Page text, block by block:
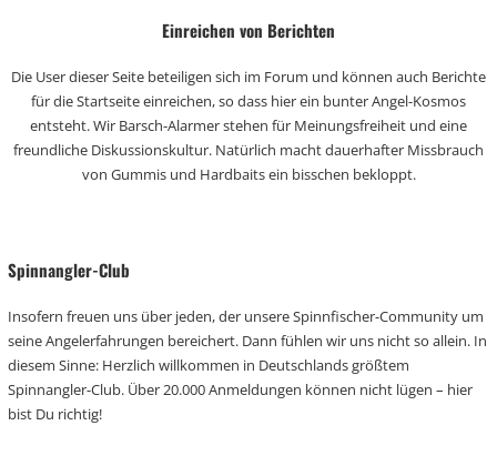
Einreichen von Berichten
Die User dieser Seite beteiligen sich im Forum und können auch Berichte
für die Startseite einreichen, so dass hier ein bunter Angel-Kosmos
entsteht. Wir Barsch-Alarmer stehen für Meinungsfreiheit und eine
freundliche Diskussionskultur. Natürlich macht dauerhafter Missbrauch
von Gummis und Hardbaits ein bisschen bekloppt.
Spinnangler-Club
Insofern freuen uns über jeden, der unsere Spinnfischer-Community um
seine Angelerfahrungen bereichert. Dann fühlen wir uns nicht so allein. In
diesem Sinne: Herzlich willkommen in Deutschlands größtem
Spinnangler-Club. Über 20.000 Anmeldungen können nicht lügen – hier
bist Du richtig!